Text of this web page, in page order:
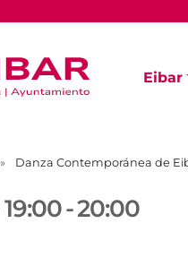
Eibar
Danza Contemporánea de
19:00-20:00